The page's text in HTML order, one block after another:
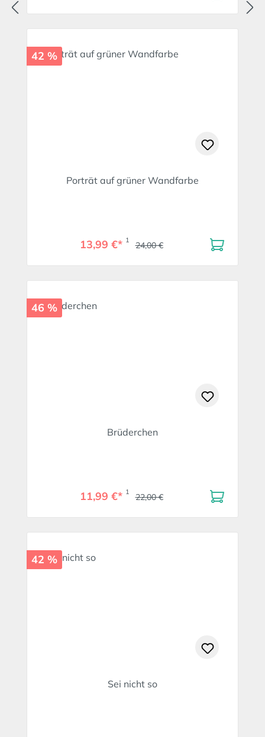
42 %
Porträt auf grüner Wandfarbe
13,99 €* 1 24,00 €
46 %
Brüderchen
11,99 €* 1 22,00 €
42 %
Sei nicht so